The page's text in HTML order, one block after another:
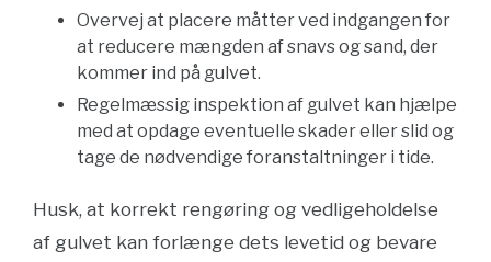
Overvej at placere måtter ved indgangen for
at reducere mængden af snavs og sand, der
kommer ind på gulvet.
Regelmæssig inspektion af gulvet kan hjælpe
med at opdage eventuelle skader eller slid og
tage de nødvendige foranstaltninger i tide.
Husk, at korrekt rengøring og vedligeholdelse
af gulvet kan forlænge dets levetid og bevare